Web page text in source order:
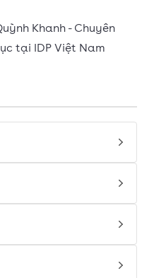
Khanh - Chuyên
tại IDP Việt Nam